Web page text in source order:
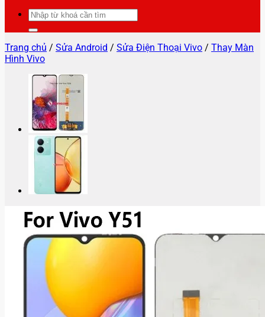
Tìm
kiếm:
Trang chủ / Sửa Android / Sửa Điện Thoại Vivo / Thay Màn
Hình Vivo